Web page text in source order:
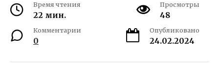
Время чтения
22 мин.
Просмотры
48
Комментарии
0
Опубликовано
24.02.2024